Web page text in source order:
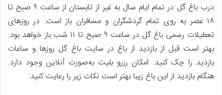
درب باغ گل در تمام ایام سال به غیر از تابستان از ساعت ۹ صبح تا
۱۸ عصر به روی تمام گردشگران و مسافران باز است. در روزهای
تعطیلات رسمی باغ گل در ساعت ۹ صبح تا ۱۱ شب باز خواهد بود.
بهتر است قبل از بازدید از باغ در سایت باغ گل روزها و ساعات
بازدید را چک کنید. امکان رزرو بلیت به‌صورت آنلاین وجود دارد.
هنگام بازدید از این باغ زیبا بهتر است نکات زیر را رعایت کنید: